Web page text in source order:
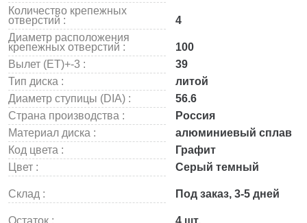
Количество крепежных
отверстий :
4
Диаметр расположения
крепежных отверстий :
100
Вылет (ET)+-3 :
39
Тип диска :
литой
Диаметр ступицы (DIA) :
56.6
Страна производства :
Россия
Материал диска :
алюминиевый сплав
Код цвета :
Графит
Цвет :
Серый темный
Склад : Под заказ, 3-5 дней
Остаток : 4 шт.